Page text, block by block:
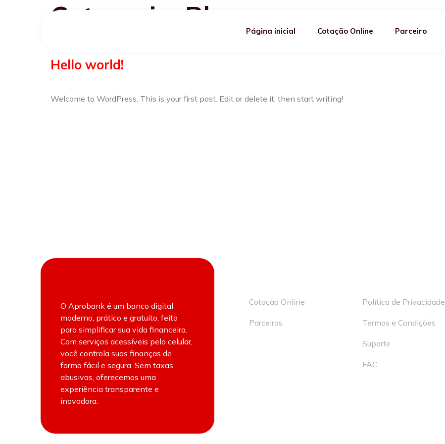
Página inicial Cotação Online Parceiro
Categoria: Blog
Hello world!
Welcome to WordPress. This is your first post. Edit or delete it, then start writing!
O Aprobank é um banco digital
moderno, prático e gratuito, feito
para simplificar sua vida financeira.
Com serviços acessíveis pelo celular,
você controla suas finanças de
forma fácil e segura. Sem taxas
abusivas, oferecemos uma
experiência transparente e
inovadora.
Cotação Online
Parceiros
Política de Privacidade
Termos e Condições
Suporte
FAC